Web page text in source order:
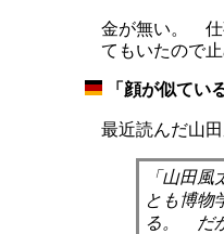
金が無い。 仕
てもいたので止
「顔が似てい
最近読んだ山
「山田
とも博物
る。 だ